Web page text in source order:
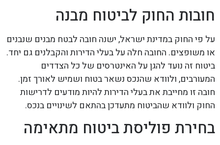
חובות החוק לביטוח מבנה
על פי החוק במדינת ישראל, ישנה חובה לבטח מבנים שנבנים
או משופצים. החובה חלה על בעלי הדירות והקבלנים גם יחד.
ביטוח זה נועד להגן על האינטרסים של כל הצדדים
המעורבים, ולוודא שהנכס נשאר בטוח ושמיש לאורך זמן.
חובה זו מחייבת את בעלי הדירות להיות מודעים לדרישות
החוק ולוודא שהביטוח מתעדכן בהתאם לשינויים בנכס.
בחירת פוליסת ביטוח מתאימה